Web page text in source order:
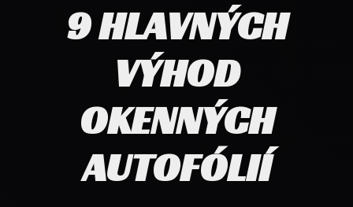
9 HLAVNÝCH
VÝHOD
OKENNÝCH
AUTOFÓLIÍ